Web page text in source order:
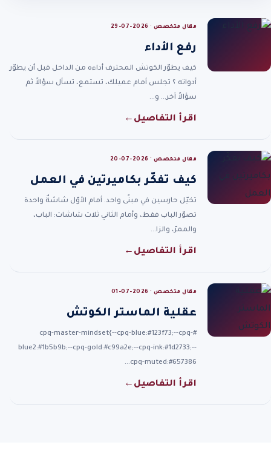
مقال متخصص · 2026-07-29
رفع الأداء
كيف يطوّر الكوتش المحترف أداءه من الداخل قبل أن يطوّر
أدواته ؟ تجلس أمام عميلك، تستمع، تسأل سؤالاً ثم
سؤالاً آخر… و…
اقرأ التفاصيل ←
مقال متخصص · 2026-07-20
كيف تفكّر بكاميرتين في العمل
تخيّل حارسين في مبنًى واحد. أمام الأوّل شاشةٌ واحدة
تصوّر الباب فقط، وأمام الثاني ثلاث شاشات: الباب،
والممرّ، والزا…
اقرأ التفاصيل ←
مقال متخصص · 2026-07-01
عقلية الماستر الكوتش
#cpq-master-mindset{--cpq-blue:#123f73;--cpq-
blue2:#1b5b9b;--cpq-gold:#c99a2e;--cpq-ink:#1d2733;--
cpq-muted:#657386…
اقرأ التفاصيل ←